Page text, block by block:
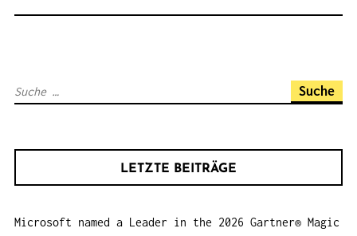
I
I
S
a
LETZTE BEITRÄGE
Microsoft named a Leader in the 2026 Gartner® Magic